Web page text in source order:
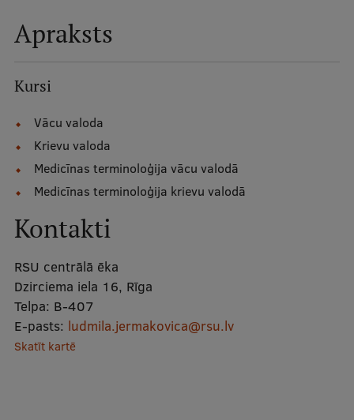
Pamatstudiju programmas
Doktorantūra
Rezidentūra
Uzņemšana
Praktiska informācija
Studentu dzīve
Studiju norises vietas
Apraksts
Kursi
Vācu valoda
Krievu valoda
Medicīnas terminoloģija vācu valodā
Medicīnas terminoloģija krievu valodā
Kontakti
RSU centrālā ēka
Dzirciema iela 16, Rīga
Telpa: B-407
E-pasts: ludmila.jermakovica@rsu.lv
Skatīt kartē